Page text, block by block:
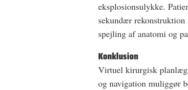
eksplosionsulykke.
sekundær
spejling af anatomi og
Konklusion
Virtuel kirurgisk
og navigation muliggør